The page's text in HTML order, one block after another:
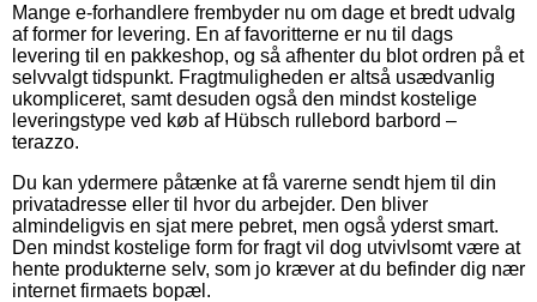
Mange e-forhandlere frembyder nu om dage et bredt udvalg
af former for levering. En af favoritterne er nu til dags
levering til en pakkeshop, og så afhenter du blot ordren på et
selvvalgt tidspunkt. Fragtmuligheden er altså usædvanlig
ukompliceret, samt desuden også den mindst kostelige
leveringstype ved køb af Hübsch rullebord barbord –
terazzo.
Du kan ydermere påtænke at få varerne sendt hjem til din
privatadresse eller til hvor du arbejder. Den bliver
almindeligvis en sjat mere pebret, men også yderst smart.
Den mindst kostelige form for fragt vil dog utvivlsomt være at
hente produkterne selv, som jo kræver at du befinder dig nær
internet firmaets bopæl.